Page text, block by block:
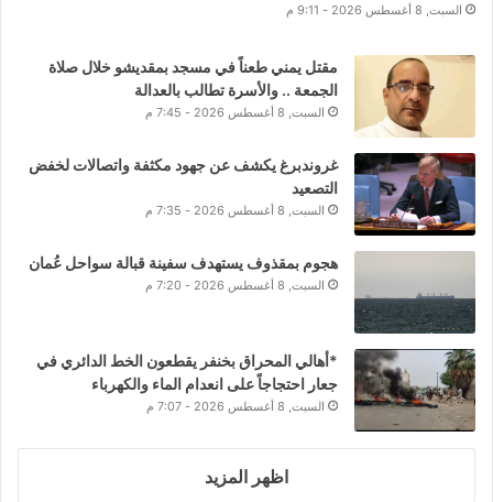
السبت, 8 أغسطس 2026 - 9:11 م
مقتل يمني طعناً في مسجد بمقديشو خلال صلاة
الجمعة .. والأسرة تطالب بالعدالة
السبت, 8 أغسطس 2026 - 7:45 م
غروندبرغ يكشف عن جهود مكثفة واتصالات لخفض
التصعيد
السبت, 8 أغسطس 2026 - 7:35 م
هجوم بمقذوف يستهدف سفينة قبالة سواحل عُمان
السبت, 8 أغسطس 2026 - 7:20 م
*أهالي المحراق بخنفر يقطعون الخط الدائري في
جعار احتجاجاً على انعدام الماء والكهرباء
السبت, 8 أغسطس 2026 - 7:07 م
اظهر المزيد